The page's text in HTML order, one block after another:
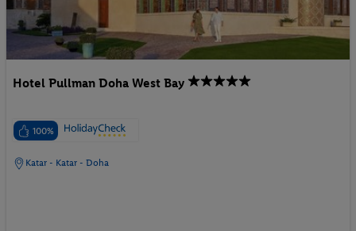
Hotel Pullman Doha West Bay
100%
Katar - Katar - Doha